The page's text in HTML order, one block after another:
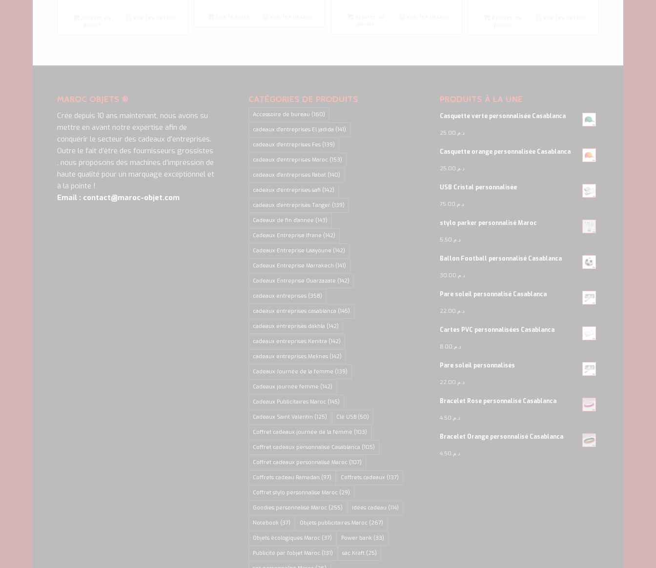
MAROC OBJETS ®
Crée depuis 10 ans maintenant, nous avons su
mettre en avant notre expertise afin de
conquérir le secteur des cadeaux d’entreprises.
Outre le fait d’être des fournisseurs grossistes
, nous proposons des machines d’impression de
haute qualité pour un marquage exceptionnel et
à la pointe !
Email : contact@maroc-objet.com
CATÉGORIES DE PRODUITS
Accessoire de bureau (160)
cadeaux d'entreprises El jadida (141)
cadeaux d'entreprises Fes (139)
cadeaux d'entreprises Maroc (153)
cadeaux d'entreprises Rabat (140)
cadeaux d'entreprises safi (142)
cadeaux d'entreprises Tanger (139)
Cadeaux de fin d'année (143)
Cadeaux Entreprise Ifrane (142)
Cadeaux Entreprise Laayoune (142)
Cadeaux Entreprise Marrakech (141)
Cadeaux Entreprise Ouarzazate (142)
cadeaux entreprises (358)
cadeaux entreprises casablanca (145)
cadeaux entreprises dakhla (142)
cadeaux entreprises Kenitra (142)
cadeaux entreprises Meknes (142)
Cadeaux Journée de la femme (139)
Cadeaux journée femme (142)
Cadeaux Publicitaires Maroc (145)
Cadeaux Saint Valentin (125) Clé USB (50)
Coffret cadeaux journée de la femme (103)
Coffret cadeaux personnalisé Casablanca (105)
Coffret cadeaux personnalisé Maroc (107)
Coffrets cadeau Ramadan (97) Coffrets cadeaux (137)
Coffret stylo personnalise Maroc (29)
Goodies personnalisé Maroc (255) idées cadeau (114)
Notebook (37) Objets publicitaires Maroc (267)
Objets écologiques Maroc (37) Power bank (33)
Publicité par l'objet Maroc (131) sac Kraft (25)
PRODUITS À LA UNE
Casquette verte personnalisée Casablanca
د.م.25.00
Casquette orange personnalisée Casablanca
د.م.25.00
USB Cristal personnalisée
د.م.75.00
stylo parker personnalisé Maroc
د.م.5.50
Ballon Football personnalisé Casablanca
د.م.30.00
Pare soleil personnalisé Casablanca
د.م.22.00
Cartes PVC personnalisées Casablanca
د.م.8.00
Pare soleil personnalisés
د.م.22.00
Bracelet Rose personnalisé Casablanca
د.م.4.50
Bracelet Orange personnalisé Casablanca
د.م.4.50